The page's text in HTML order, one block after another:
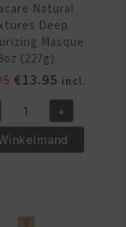
Natural
Deep
Masque
(227g)
Oorspronkelijke
was:
€14.95.
€13.95Huidige
prijs
is:
€13.95.
incl.
+